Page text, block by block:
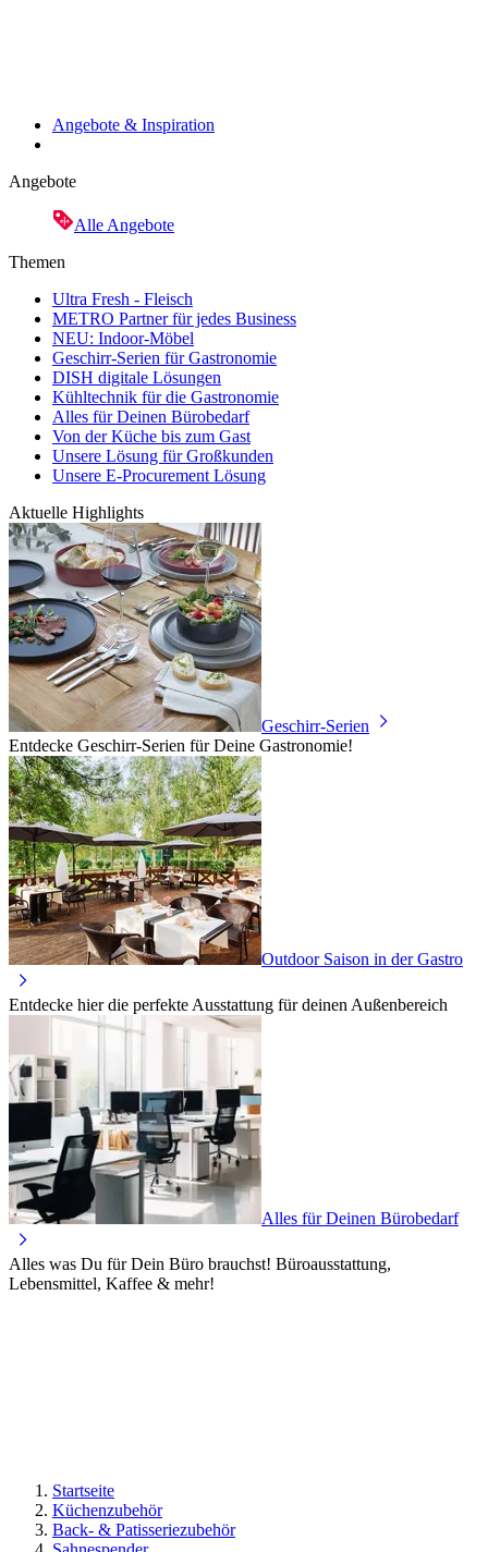
Angebote & Inspiration
Angebote
Alle Angebote
Themen
Ultra Fresh - Fleisch
METRO Partner für jedes Business
NEU: Indoor-Möbel
Geschirr-Serien für Gastronomie
DISH digitale Lösungen
Kühltechnik für die Gastronomie
Alles für Deinen Bürobedarf
Von der Küche bis zum Gast
Unsere Lösung für Großkunden
Unsere E-Procurement Lösung
Aktuelle Highlights
Geschirr-Serien
Entdecke Geschirr-Serien für Deine Gastronomie!
Outdoor Saison in der Gastro
Entdecke hier die perfekte Ausstattung für deinen Außenbereich
Alles für Deinen Bürobedarf
Alles was Du für Dein Büro brauchst! Büroausstattung,
Lebensmittel, Kaffee & mehr!
Startseite
Küchenzubehör
Back- & Patisseriezubehör